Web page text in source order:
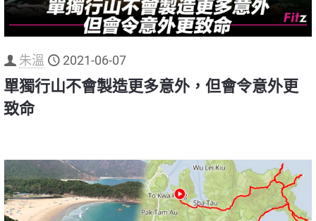
朱溫 2021-06-07
單獨行山不會製造更多意外，但會令意外更
致命